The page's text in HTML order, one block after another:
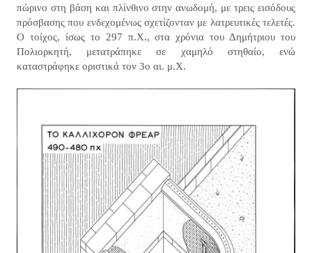
πώρινο στη βάση και πλίνθινο στην ανωδομή, με τρεις εισόδους
πρόσβασης που ενδεχομένως σχετίζονταν με λατρευτικές τελετές.
Ο τοίχος, ίσως το 297 π.Χ., στα χρόνια του Δημήτριου του
Πολιορκητή, μετατράπηκε σε χαμηλό στηθαίο, ενώ
καταστράφηκε οριστικά τον 3ο αι. μ.Χ.